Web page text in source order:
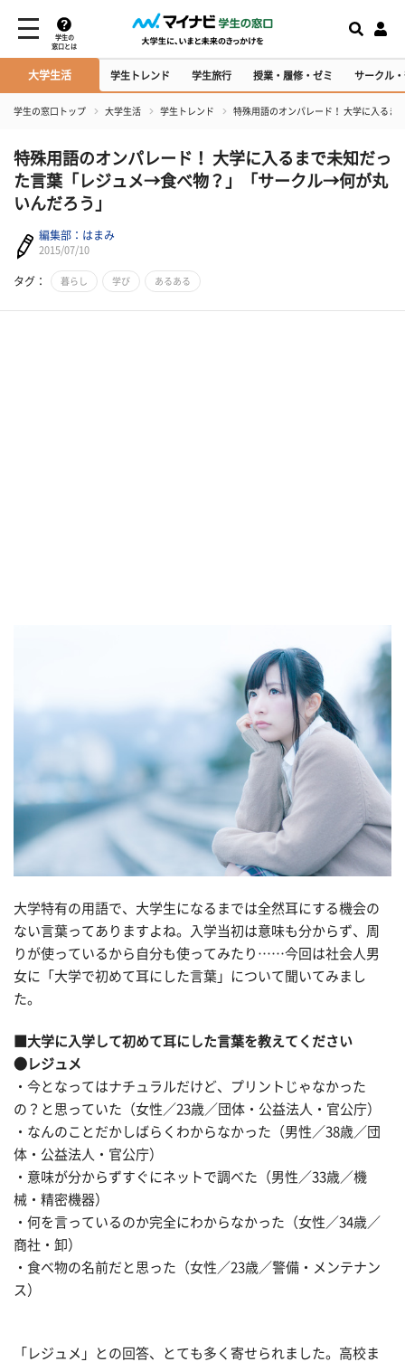
学生の
窓口とは
大学生活 学生トレンド 学生旅行 授業・履修・ゼミ サークル
学生の窓口トップ 大学生活 学生トレンド 特殊用語のオンパレード！ 大学に入る
特殊用語のオンパレード！ 大学に入るまで未知だっ
た言葉「レジュメ→食べ物？」「サークル→何が丸
いんだろう」
編集部：はまみ
2015/07/10
タグ： 暮らし 学び あるある
大学特有の用語で、大学生になるまでは全然耳にする機会の
ない言葉ってありますよね。入学当初は意味も分からず、周
りが使っているから自分も使ってみたり……今回は社会人男
女に「大学で初めて耳にした言葉」について聞いてみまし
た。
■大学に入学して初めて耳にした言葉を教えてください
●レジュメ
・今となってはナチュラルだけど、プリントじゃなかった
の？と思っていた（女性／23歳／団体・公益法人・官公庁）
・なんのことだかしばらくわからなかった（男性／38歳／団
体・公益法人・官公庁）
・意味が分からずすぐにネットで調べた（男性／33歳／機
械・精密機器）
・何を言っているのか完全にわからなかった（女性／34歳／
商社・卸）
・食べ物の名前だと思った（女性／23歳／警備・メンテナン
ス）
「レジュメ」との回答、とても多く寄せられました。高校ま